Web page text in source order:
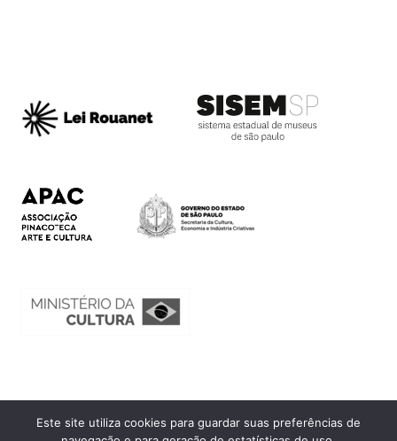
Ouvidoria
Este site utiliza cookies para guardar suas preferências de